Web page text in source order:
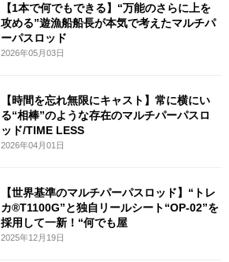
【1本で何でもできる】“万能のさらに上を
攻める”遊漁船船長が本気で考えたマルチパ
ーパスロッド
2026年05月03日
【時間を忘れ無限にキャスト】常に横にい
る“相棒”のような存在のマルチパーパスロ
ッド/TIME LESS
2026年04月01日
【世界基準のマルチパーパスロッド】“トレ
カ®T1100G”と独自リールシート“OP-02”を
採用して一新！“何でも屋
2025年12月19日